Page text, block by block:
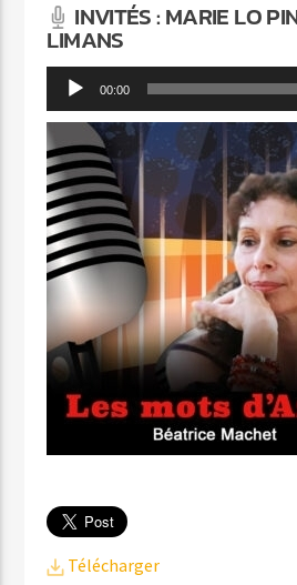
INVITÉS : MARIE LO
LIMANS
Lecteur 00:00
Télécharger